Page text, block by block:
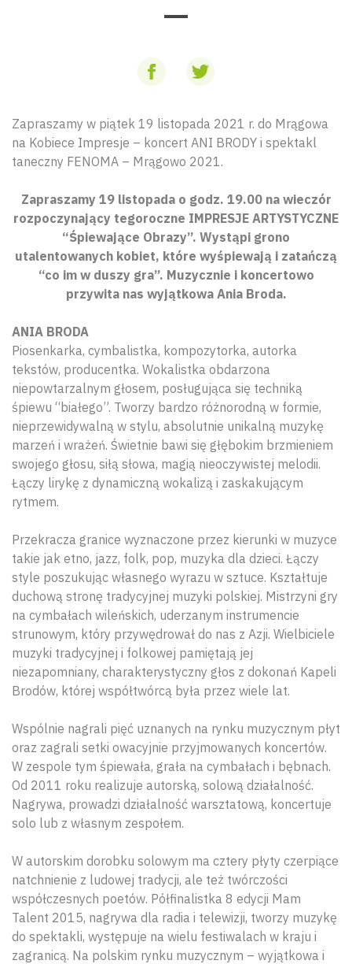
Zapraszamy w piątek 19 listopada 2021 r. do Mrągowa
na Kobiece Impresje – koncert ANI BRODY i spektakl
taneczny FENOMA – Mrągowo 2021.
Zapraszamy 19 listopada o godz. 19.00 na wieczór
rozpoczynający tegoroczne IMPRESJE ARTYSTYCZNE
“Śpiewające Obrazy”. Wystąpi grono
utalentowanych kobiet, które wyśpiewają i zatańczą
“co im w duszy gra”. Muzycznie i koncertowo
przywita nas wyjątkowa Ania Broda.
ANIA BRODA
Piosenkarka, cymbalistka, kompozytorka, autorka
tekstów, producentka. Wokalistka obdarzona
niepowtarzalnym głosem, posługująca się techniką
śpiewu “białego”. Tworzy bardzo różnorodną w formie,
nieprzewidywalną w stylu, absolutnie unikalną muzykę
marzeń i wrażeń. Świetnie bawi się głębokim brzmieniem
swojego głosu, siłą słowa, magią nieoczywistej melodii.
Łączy lirykę z dynamiczną wokalizą i zaskakującym
rytmem.
Przekracza granice wyznaczone przez kierunki w muzyce
takie jak etno, jazz, folk, pop, muzyka dla dzieci. Łączy
style poszukując własnego wyrazu w sztuce. Kształtuje
duchową stronę tradycyjnej muzyki polskiej. Mistrzyni gry
na cymbałach wileńskich, uderzanym instrumencie
strunowym, który przywędrował do nas z Azji. Wielbiciele
muzyki tradycyjnej i folkowej pamiętają jej
niezapomniany, charakterystyczny głos z dokonań Kapeli
Brodów, której współtwórcą była przez wiele lat.
Wspólnie nagrali pięć uznanych na rynku muzycznym płyt
oraz zagrali setki owacyjnie przyjmowanych koncertów.
W zespole tym śpiewała, grała na cymbałach i bębnach.
Od 2011 roku realizuje autorską, solową działalność.
Nagrywa, prowadzi działalność warsztatową, koncertuje
solo lub z własnym zespołem.
W autorskim dorobku solowym ma cztery płyty czerpiące
natchnienie z ludowej tradycji, ale też twórczości
współczesnych poetów. Półfinalistka 8 edycji Mam
Talent 2015, nagrywa dla radia i telewizji, tworzy muzykę
do spektakli, występuje na wielu festiwalach w kraju i
zagranicą. Na polskim rynku muzycznym – wyjątkowa i